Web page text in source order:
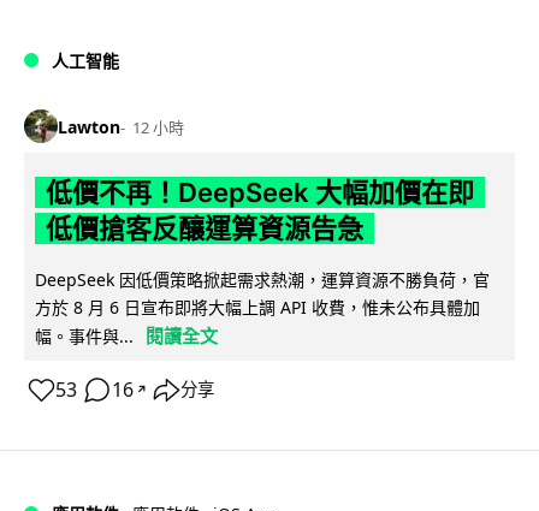
人工智能
Lawton 12 小時
低價不再！DeepSeek 大幅加價在即
低價搶客反釀運算資源告急
DeepSeek 因低價策略掀起需求熱潮，運算資源不勝負荷，官
方於 8 月 6 日宣布即將大幅上調 API 收費，惟未公布具體加
幅。事件與...
閱讀全文
53 16 ↗ 分享